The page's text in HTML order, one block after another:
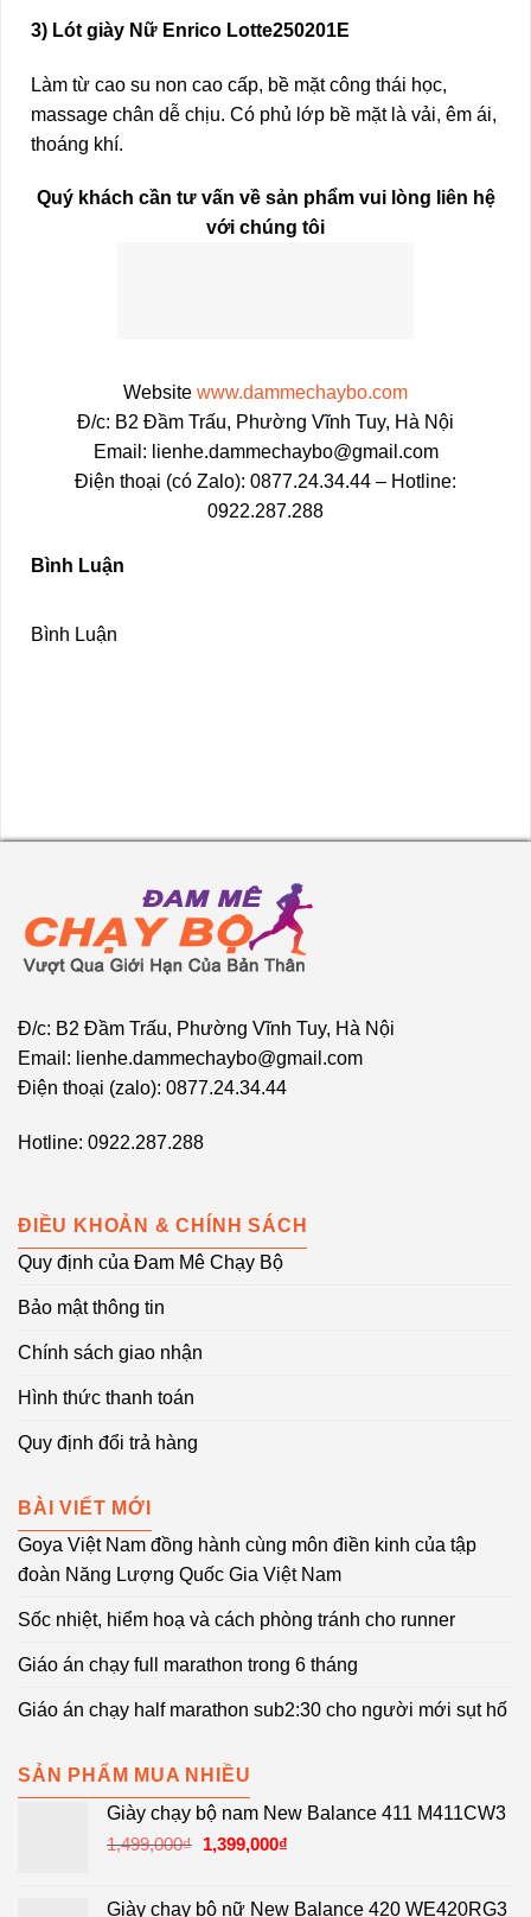
3) Lót giày Nữ Enrico Lotte250201E
Làm từ cao su non cao cấp, bề mặt công thái học,
massage chân dễ chịu. Có phủ lớp bề mặt là vải, êm ái,
thoáng khí.
Quý khách cần tư vấn về sản phẩm vui lòng liên hệ
với chúng tôi
Website www.dammechaybo.com
Đ/c: B2 Đầm Trấu, Phường Vĩnh Tuy, Hà Nội
Email: lienhe.dammechaybo@gmail.com
Điện thoại (có Zalo): 0877.24.34.44 – Hotline:
0922.287.288
Bình Luận
Bình Luận
Đ/c: B2 Đầm Trấu, Phường Vĩnh Tuy, Hà Nội
Email: lienhe.dammechaybo@gmail.com
Điện thoại (zalo): 0877.24.34.44
Hotline: 0922.287.288
ĐIỀU KHOẢN & CHÍNH SÁCH
Quy định của Đam Mê Chạy Bộ
Bảo mật thông tin
Chính sách giao nhận
Hình thức thanh toán
Quy định đổi trả hàng
BÀI VIẾT MỚI
Goya Việt Nam đồng hành cùng môn điền kinh của tập
đoàn Năng Lượng Quốc Gia Việt Nam
Sốc nhiệt, hiểm hoạ và cách phòng tránh cho runner
Giáo án chạy full marathon trong 6 tháng
Giáo án chạy half marathon sub2:30 cho người mới sụt hố
SẢN PHẨM MUA NHIỀU
Giày chạy bộ nam New Balance 411 M411CW3
1,499,000₫ Giá
1,399,000₫Giá
Giày chạy bộ nữ New Balance 420 WE420RG3